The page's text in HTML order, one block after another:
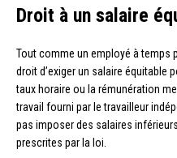
Droit à un salaire
Tout comme un employé à temps
droit d’exiger un salaire équitable
taux horaire ou la rémunération
travail fourni par le travailleur
pas imposer des salaires
prescrites par la loi.